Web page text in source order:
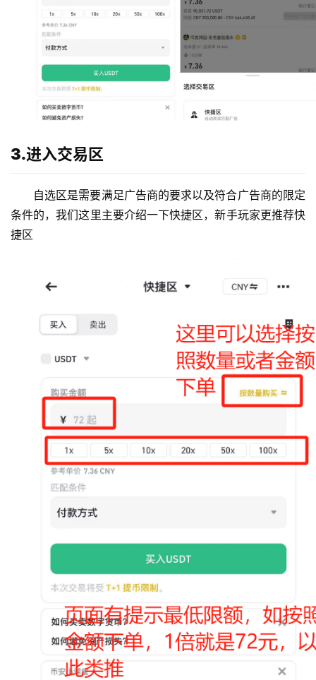
3.进入交易区
自选区是需要满足广告商的要求以及符合广告商的限定
条件的，我们这里主要介绍一下快捷区，新手玩家更推荐快
捷区